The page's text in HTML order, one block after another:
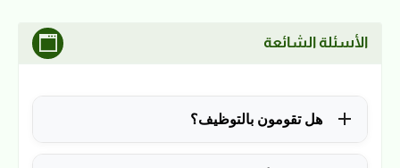
الأسئلة الشائعة
هل تقومون بالتوظيف؟
للأسف لا، في الوقت الحالي نقوم فقط بنشر الوظائف